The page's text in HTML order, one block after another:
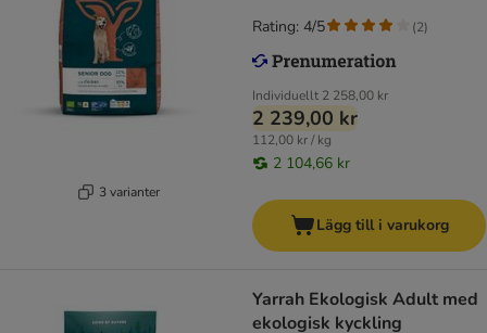
3 varianter
Individuellt 2 258,00 kr
2 239,00 kr
112,00 kr / kg
2 104,66 kr
Rating: 4/5 (2)
Lägg till i varukorg
Yarrah Ekologisk Adult med
ekologisk kyckling